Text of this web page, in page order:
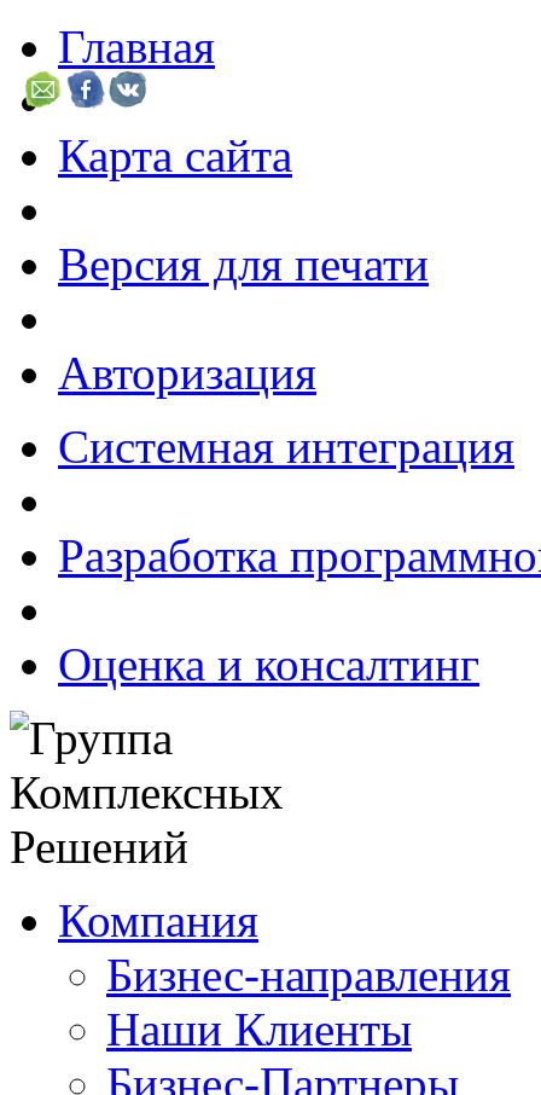
Главная
Карта сайта
Версия для печати
Авторизация
Системная интеграция
Разработка
Оценка и консалтинг
Компания
Бизнес-направления
Наши Клиенты
Бизнес-Партнеры